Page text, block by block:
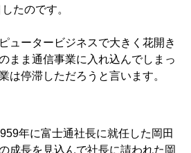
たのです。
ュータービジネスで大きく花開き
まま通信事業に入れ込んでしまっ
は停滞しただろうと言います。
年に富士通社長に就任した岡田
成長を見込んで社長に請われた岡